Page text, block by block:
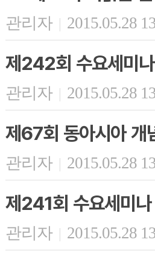
관리자 | 2015.05.28
제242회 수요세미
관리자 | 2015.05.28
제67회 동아시아 개
관리자 | 2015.05.28
제241회 수요세미
관리자 | 2015.05.28